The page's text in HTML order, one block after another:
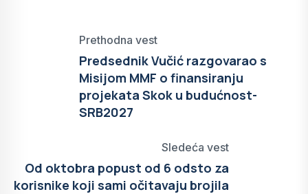
Prethodna vest
Predsednik Vučić razgovarao s
Misijom MMF o finansiranju
projekata Skok u budućnost-
SRB2027
Sledeća vest
Od oktobra popust od 6 odsto za
korisnike koji sami očitavaju brojila